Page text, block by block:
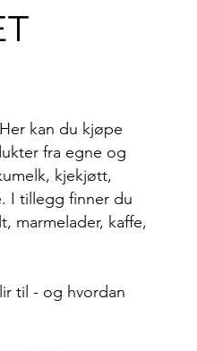
kan du kjøpe
fra egne og
kjekjøtt,
I tillegg finner du
marmelader, kaffe,
til - og hvordan